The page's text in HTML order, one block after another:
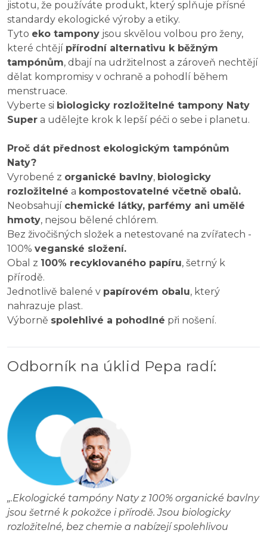
jistotu, že používáte produkt, který splňuje přísné
standardy ekologické výroby a etiky.
Tyto eko tampony jsou skvělou volbou pro ženy,
které chtějí přírodní alternativu k běžným
tampónům, dbají na udržitelnost a zároveň nechtějí
dělat kompromisy v ochraně a pohodlí během
menstruace.
Vyberte si biologicky rozložitelné tampony Naty
Super a udělejte krok k lepší péči o sebe i planetu.
Proč dát přednost ekologickým tampónům
Naty?
Vyrobené z organické bavlny, biologicky
rozložitelné a kompostovatelné včetně obalů.
Neobsahují chemické látky, parfémy ani umělé
hmoty, nejsou bělené chlórem.
Bez živočišných složek a netestované na zvířatech -
100% veganské složení.
Obal z 100% recyklovaného papíru, šetrný k
přírodě.
Jednotlivě balené v papírovém obalu, který
nahrazuje plast.
Výborně spolehlivé a pohodlné při nošení.
Odborník na úklid Pepa radí:
„.Ekologické tampóny Naty z 100% organické bavlny
jsou šetrné k pokožce i přírodě. Jsou biologicky
rozložitelné, bez chemie a nabízejí spolehlivou